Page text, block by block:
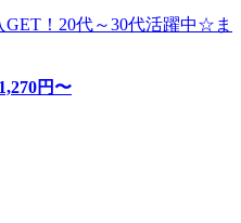
GET！20代～30代活躍中☆ま
円〜